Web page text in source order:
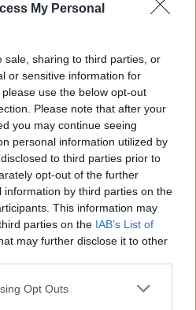
My Personal
sale, sharing to third parties, or
or sensitive information for
use the below opt-out
Please note that after your
you may continue seeing
personal information utilized by
to third parties prior to
opt-out of the further
by third parties on the
This information may
parties on the IAB’s List of
may further disclose it to other
Opt Outs
és a modern technológiát!
TÖBB A SZERZŐTŐL
határt szabott: legfeljebb
hiba az elektromos autók
kijelzőjén